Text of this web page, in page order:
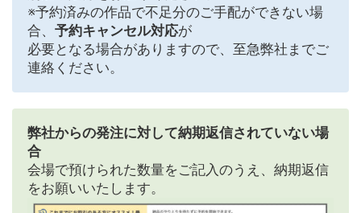
※予約済みの作品で不足分のご手配ができない場
合、 予約キャンセル対応が
必要となる場合がありますので、至急弊社までご
連絡ください。
弊社からの発注に対して納期返信されていない場
合
会場で預けられた数量をご記入のうえ、納期返信
をお願いいたします。